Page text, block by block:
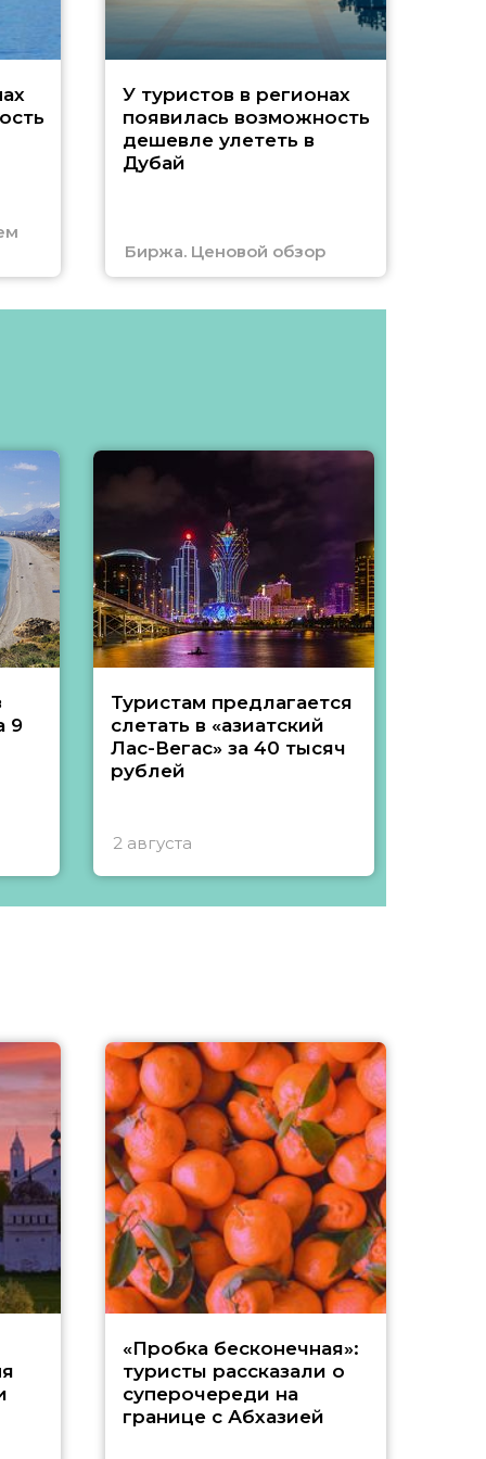
У туристов в регионах
появилась возможность
дешевле улететь в
Дубай
Биржа. Ценовой обзор
9
Туристам предлагается
слетать в «азиатский
Лас-Вегас» за 40 тысяч
рублей
2 августа
«Пробка бесконечная»:
туристы рассказали о
суперочереди на
границе с Абхазией